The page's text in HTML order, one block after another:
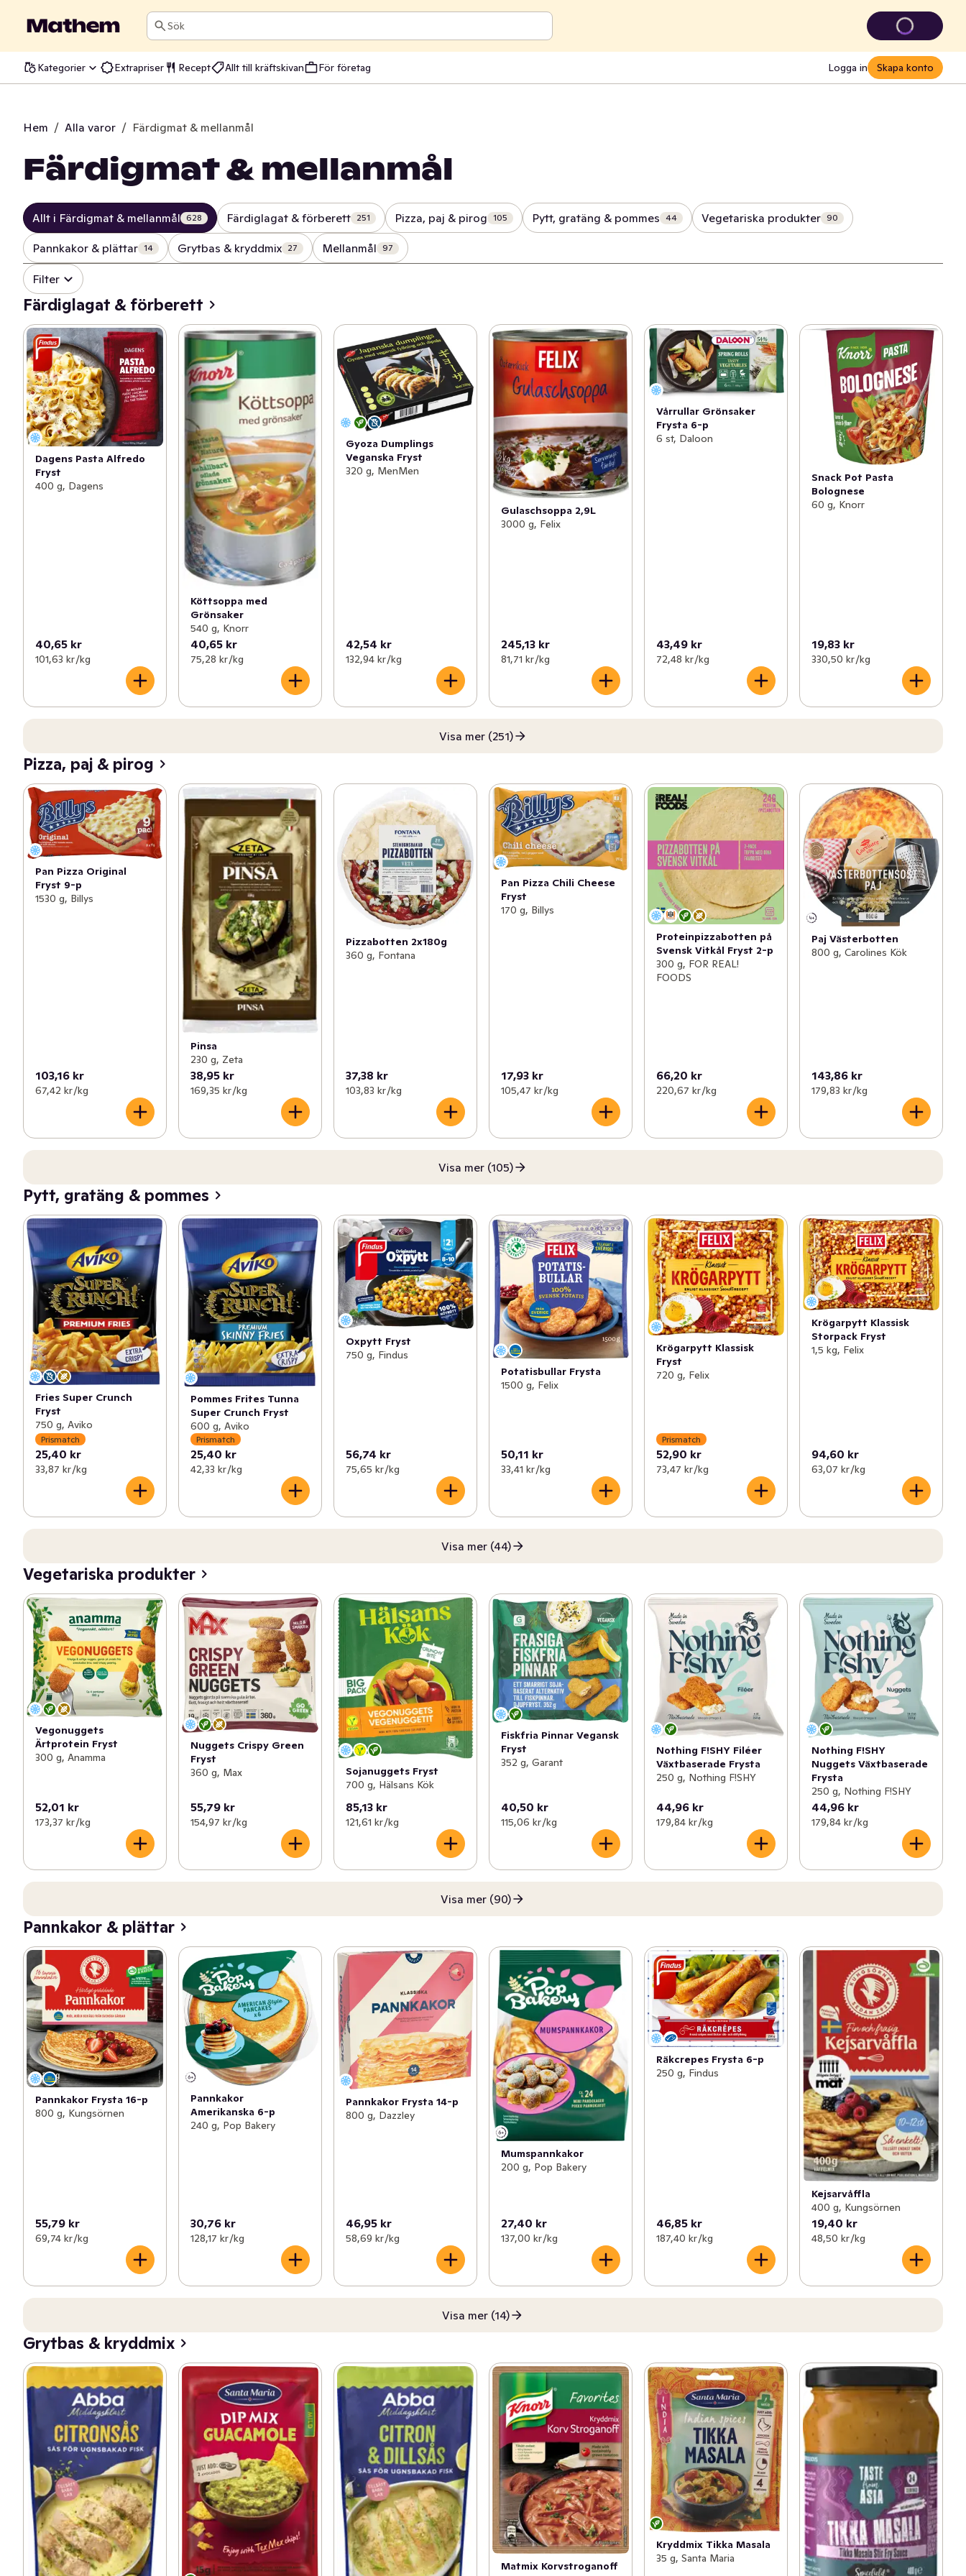
Sök
Kategorier Extrapriser Recept Allt till kräftskivan För företag Logga in Skapa konto
Hem / Alla varor / Färdigmat & mellanmål
Färdigmat & mellanmål
Allt i Färdigmat & mellanmål 628 Färdiglagat & förberett 251 Pizza, paj & pirog 105 Pytt, gratäng & pommes 44 Vegetariska produkter 90
Pannkakor & plättar 14 Grytbas & kryddmix 27 Mellanmål 97
Filter
Färdiglagat & förberett
Dagens Pasta Alfredo
Fryst
400 g, Dagens
40,65 kr
101,63 kr /kg
Köttsoppa med
Grönsaker
540 g, Knorr
40,65 kr
75,28 kr /kg
Gyoza Dumplings
Veganska Fryst
320 g, MenMen
42,54 kr
132,94 kr /kg
Gulaschsoppa 2,9L
3000 g, Felix
245,13 kr
81,71 kr /kg
Vårrullar Grönsaker
Frysta 6-p
6 st, Daloon
43,49 kr
72,48 kr /kg
Snack Pot Pasta
Bolognese
60 g, Knorr
19,83 kr
330,50 kr /kg
Visa mer (251)
Pizza, paj & pirog
Pan Pizza Original
Fryst 9-p
1530 g, Billys
103,16 kr
67,42 kr /kg
Pinsa
230 g, Zeta
38,95 kr
169,35 kr /kg
Pizzabotten 2x180g
360 g, Fontana
37,38 kr
103,83 kr /kg
Pan Pizza Chili Cheese
Fryst
170 g, Billys
17,93 kr
105,47 kr /kg
Proteinpizzabotten på
Svensk Vitkål Fryst 2-p
300 g, FOR REAL!
FOODS
66,20 kr
220,67 kr /kg
Paj Västerbotten
800 g, Carolines Kök
143,86 kr
179,83 kr /kg
Visa mer (105)
Pytt, gratäng & pommes
Fries Super Crunch
Fryst
750 g, Aviko
Prismatch
25,40 kr
33,87 kr /kg
Pommes Frites Tunna
Super Crunch Fryst
600 g, Aviko
Prismatch
25,40 kr
42,33 kr /kg
Oxpytt Fryst
750 g, Findus
56,74 kr
75,65 kr /kg
Potatisbullar Frysta
1500 g, Felix
50,11 kr
33,41 kr /kg
Krögarpytt Klassisk
Fryst
720 g, Felix
Prismatch
52,90 kr
73,47 kr /kg
Krögarpytt Klassisk
Storpack Fryst
1,5 kg, Felix
94,60 kr
63,07 kr /kg
Visa mer (44)
Vegetariska produkter
Vegonuggets
Ärtprotein Fryst
300 g, Anamma
52,01 kr
173,37 kr /kg
Nuggets Crispy Green
Fryst
360 g, Max
55,79 kr
154,97 kr /kg
Sojanuggets Fryst
700 g, Hälsans Kök
85,13 kr
121,61 kr /kg
Fiskfria Pinnar Vegansk
Fryst
352 g, Garant
40,50 kr
115,06 kr /kg
Nothing F!SHY Filéer
Växtbaserade Frysta
250 g, Nothing F!SHY
44,96 kr
179,84 kr /kg
Nothing F!SHY
Nuggets Växtbaserade
Frysta
250 g, Nothing F!SHY
44,96 kr
179,84 kr /kg
Visa mer (90)
Pannkakor & plättar
Pannkakor Frysta 16-p
800 g, Kungsörnen
55,79 kr
69,74 kr /kg
Pannkakor
Amerikanska 6-p
240 g, Pop Bakery
30,76 kr
128,17 kr /kg
Pannkakor Frysta 14-p
800 g, Dazzley
46,95 kr
58,69 kr /kg
Mumspannkakor
200 g, Pop Bakery
27,40 kr
137,00 kr /kg
Räkcrepes Frysta 6-p
250 g, Findus
46,85 kr
187,40 kr /kg
Kejsarvåffla
400 g, Kungsörnen
19,40 kr
48,50 kr /kg
Visa mer (14)
Grytbas & kryddmix
Matmix Korvstroganoff
Kryddmix Tikka Masala
35 g, Santa Maria